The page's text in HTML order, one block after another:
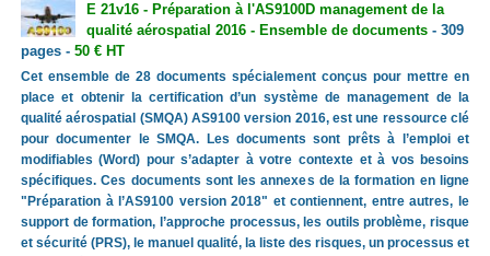
E 21v16 - Préparation à l'AS9100D management de la
qualité aérospatial 2016 - Ensemble de documents- 309
pages - 50 € HT
Cet ensemble de 28 documents spécialement conçus pour mettre en
place et obtenir la certification d’un système de management de la
qualité aérospatial (SMQA) AS9100 version 2016, est une ressource clé
pour documenter le SMQA. Les documents sont prêts à l’emploi et
modifiables (Word) pour s’adapter à votre contexte et à vos besoins
spécifiques. Ces documents sont les annexes de la formation en ligne
"Préparation à l’AS9100 version 2018" et contiennent, entre autres, le
support de formation, l’approche processus, les outils problème, risque
et sécurité (PRS), le manuel qualité, la liste des risques, un processus et